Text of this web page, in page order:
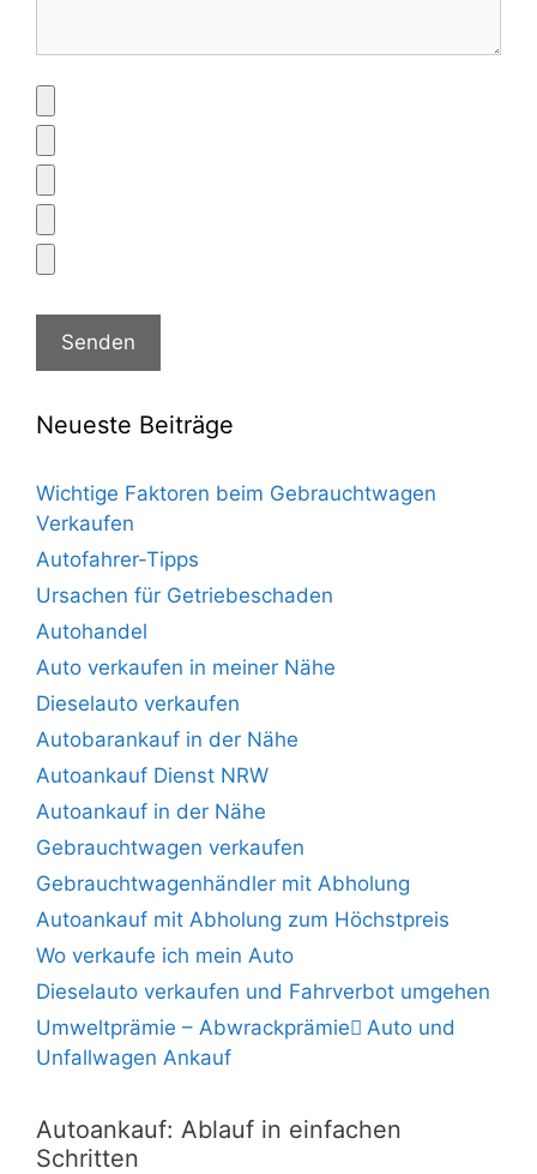
Neueste Beiträge
Wichtige Faktoren beim Gebrauchtwagen
Verkaufen
Autofahrer-Tipps
Ursachen für Getriebeschaden
Autohandel
Auto verkaufen in meiner Nähe
Dieselauto verkaufen
Autobarankauf in der Nähe
Autoankauf Dienst NRW
Autoankauf in der Nähe
Gebrauchtwagen verkaufen
Gebrauchtwagenhändler mit Abholung
Autoankauf mit Abholung zum Höchstpreis
Wo verkaufe ich mein Auto
Dieselauto verkaufen und Fahrverbot umgehen
Umweltprämie – Abwrackprämie ِAuto und
Unfallwagen Ankauf
Autoankauf: Ablauf in einfachen
Schritten